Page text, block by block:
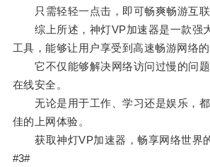
只需轻轻一点击，即可畅爽畅游互联
综上所述，神灯VP加速器是一款强
工具，能够让用户享受到高速畅游网络的
它不仅能够解决网络访问过慢的问题
在线安全。
无论是用于工作、学习还是娱乐，都
佳的上网体验。
获取神灯VP加速器，畅享网络世界的
#3#